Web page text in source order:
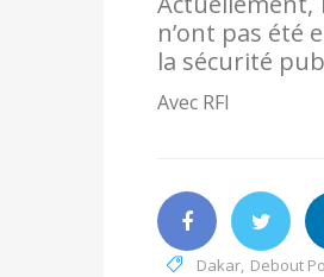
n’ont pas été
la sécurité
Avec RFI
Dakar, Debout